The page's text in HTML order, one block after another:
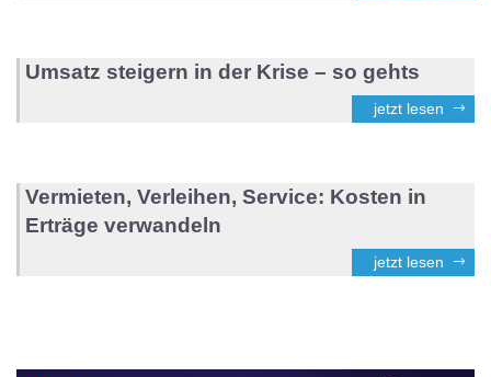
Umsatz steigern in der Krise – so gehts
jetzt lesen
Vermieten, Verleihen, Service: Kosten in
Erträge verwandeln
jetzt lesen